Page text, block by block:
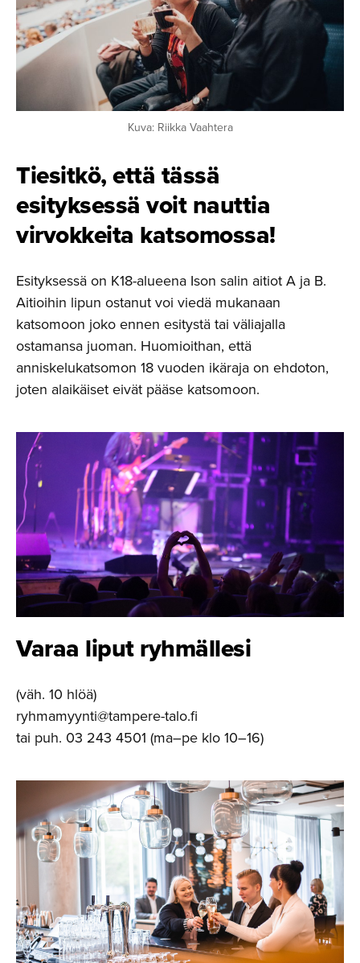
Kuva: Riikka Vaahtera
Tiesitkö, että tässä
esityksessä voit nauttia
virvokkeita katsomossa!
Esityksessä on K18-alueena Ison salin aitiot A ja B.
Aitioihin lipun ostanut voi viedä mukanaan
katsomoon joko ennen esitystä tai väliajalla
ostamansa juoman. Huomioithan, että
anniskelukatsomon 18 vuoden ikäraja on ehdoton,
joten alaikäiset eivät pääse katsomoon.
Varaa liput ryhmällesi
(väh. 10 hlöä)
ryhmamyynti@tampere-talo.fi
tai puh. 03 243 4501 (ma–pe klo 10–16)